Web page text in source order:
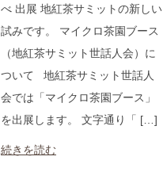
べ 出展 地紅茶サミットの新しい
試みです。 マイクロ茶園ブース
（地紅茶サミット世話人会）に
ついて 地紅茶サミット世話人
会では「マイクロ茶園ブース」
を出展します。 文字通り「 […]
続きを読む